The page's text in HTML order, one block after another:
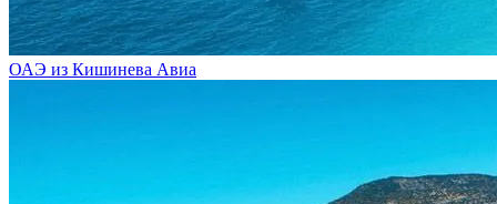
ОАЭ из Кишинева Авиа